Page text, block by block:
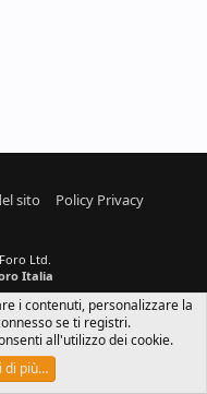
sito
Policy Privacy
Ltd.
Italia
i contenuti, personalizzare la
se ti registri.
all'utilizzo dei cookie.
di più…